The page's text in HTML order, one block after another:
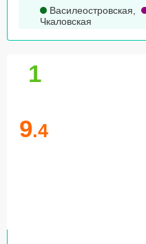
Василеостровская,
Чкаловская
1
9.4